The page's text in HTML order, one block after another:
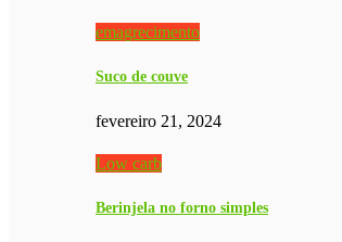
emagrecimento
Suco de couve
fevereiro 21, 2024
Low carb
Berinjela no forno simples